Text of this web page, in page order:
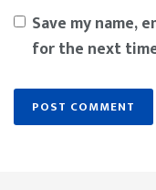
Save my name,
for the next